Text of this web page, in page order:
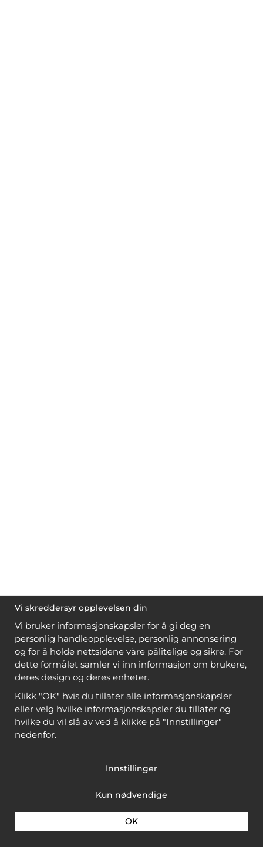
Vi skreddersyr opplevelsen din
Vi bruker informasjonskapsler for å gi deg en
personlig handleopplevelse, personlig annonsering
og for å holde nettsidene våre pålitelige og sikre. For
dette formålet samler vi inn informasjon om brukere,
deres design og deres enheter.
Klikk "OK" hvis du tillater alle informasjonskapsler
eller velg hvilke informasjonskapsler du tillater og
hvilke du vil slå av ved å klikke på "Innstillinger"
nedenfor.
Innstillinger
Kun nødvendige
OK